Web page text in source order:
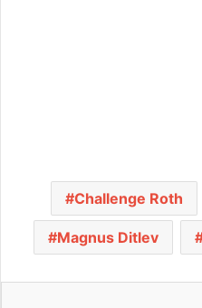
Challenge Roth
Magnus Ditlev